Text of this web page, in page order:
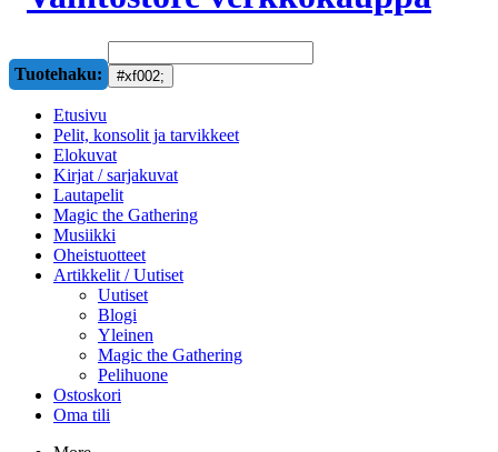
Tuotehaku:
Etusivu
Pelit, konsolit ja tarvikkeet
Elokuvat
Kirjat / sarjakuvat
Lautapelit
Magic the Gathering
Musiikki
Oheistuotteet
Artikkelit / Uutiset
Uutiset
Blogi
Yleinen
Magic the Gathering
Pelihuone
Ostoskori
Oma tili